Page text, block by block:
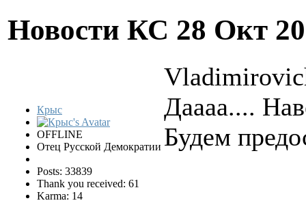
Новости КС 28 Окт
Крыс
OFFLINE
Отец Русской Демократии
Posts: 33839
Thank you received: 61
Karma: 14
Даааа....
Будем